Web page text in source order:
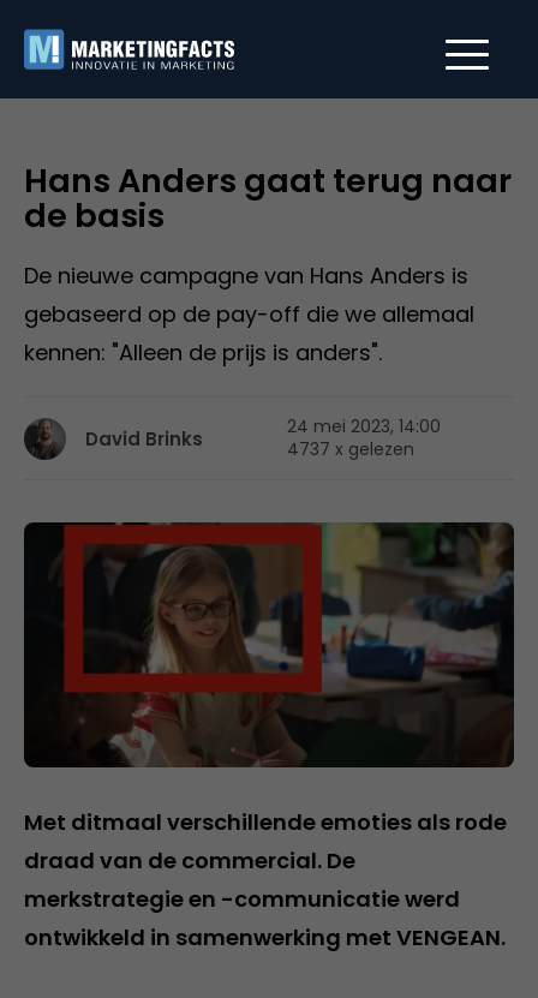
Hans Anders gaat terug naar
de basis
De nieuwe campagne van Hans Anders is
gebaseerd op de pay-off die we allemaal
kennen: "Alleen de prijs is anders".
David Brinks
24 mei 2023, 14:00
4737 x gelezen
Met ditmaal verschillende emoties als rode
draad van de commercial. De
merkstrategie en -communicatie werd
ontwikkeld in samenwerking met VENGEAN.